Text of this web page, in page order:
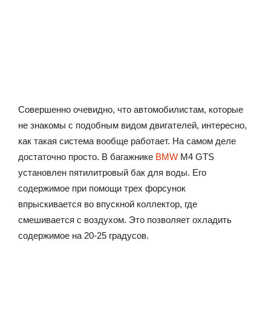
Совершенно очевидно, что автомобилистам, которые
не знакомы с подобным видом двигателей, интересно,
как такая система вообще работает. На самом деле
достаточно просто. В багажнике BMW M4 GTS
установлен пятилитровый бак для воды. Его
содержимое при помощи трех форсунок
впрыскивается во впускной коллектор, где
смешивается с воздухом. Это позволяет охладить
содержимое на 20-25 градусов.